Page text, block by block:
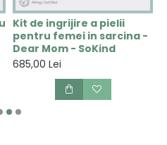
Kit de ingrijire a pielii
pentru femei in sarcina -
Dear Mom - SoKind
685,00 Lei